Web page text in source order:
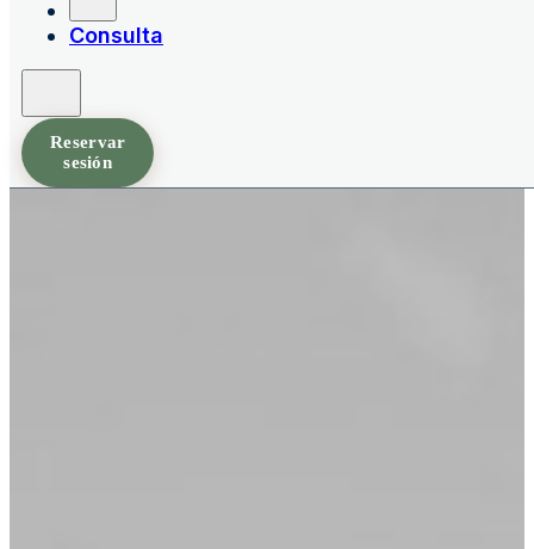
Consulta
Reservar
sesión